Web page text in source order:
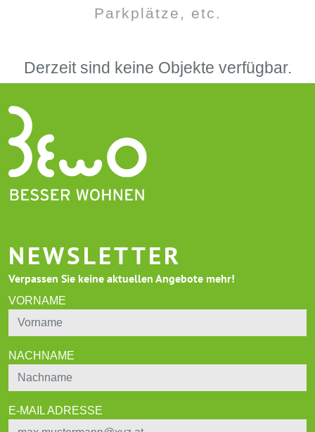
Parkplätze, etc.
Derzeit sind keine Objekte verfügbar.
NEWSLETTER
Verpassen Sie keine aktuellen Angebote mehr!
VORNAME
NACHNAME
E-MAIL ADRESSE